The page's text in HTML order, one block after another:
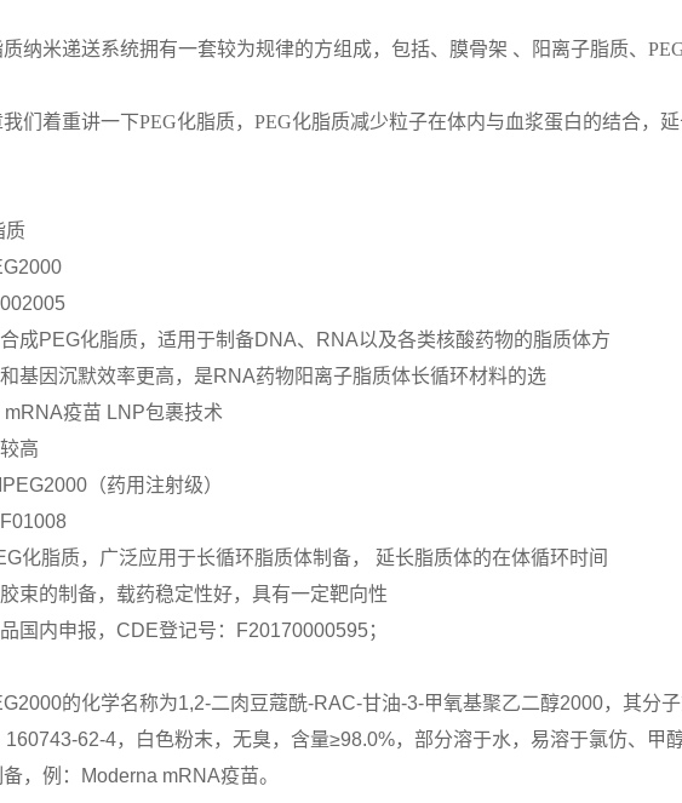
纳米递送系统拥有一套较为规律的方组成，包括、膜骨架 、阳离子脂质、
们着重讲一下PEG化脂质， PEG化脂质减少粒子在体内与血浆蛋白的结合，延
质
成PEG化脂质，适用于制备DNA、RNA以及各类核酸药物的脂质体方
基因沉默效率更高，是RNA药物阳离子脂质体长循环材料的选
mRNA疫苗 LNP包裹技术
高
（药用注射级）
化脂质，广泛应用于长循环脂质体制备， 延长脂质体的在体循环时间
束的制备，载药稳定性好，具有一定靶向性
国内申报，CDE登记号：F20170000595；
的化学名称为1,2-二肉豆蔻酰-RAC-甘油-3-甲氧基聚乙二醇2000，其分
62-4，白色粉末，无臭，含量≥98.0%，部分溶于水，易溶于氯仿、甲
，例：Moderna mRNA疫苗。